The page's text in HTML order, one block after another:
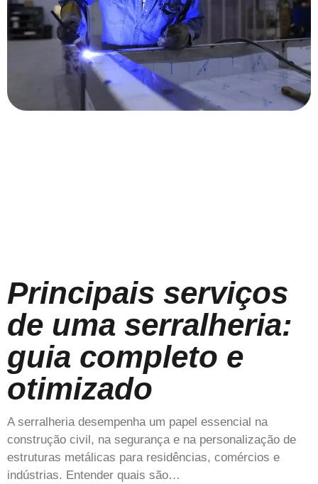
Principais serviços
de uma serralheria:
guia completo e
otimizado
A serralheria desempenha um papel essencial na
construção civil, na segurança e na personalização de
estruturas metálicas para residências, comércios e
indústrias. Entender quais são…